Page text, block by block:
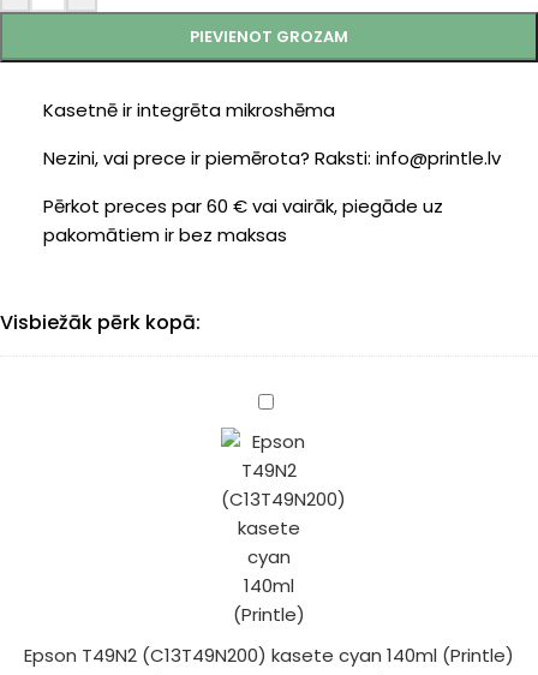
PIEVIENOT GROZAM
Kasetnē ir integrēta mikroshēma
Nezini, vai prece ir piemērota? Raksti: info@printle.lv
Pērkot preces par 60 € vai vairāk, piegāde uz
pakomātiem ir bez maksas
Visbiežāk pērk kopā:
Epson
(C13T49N200)
kasete
(Printle)
Epson T49N2 (C13T49N200) kasete cyan 140ml (Printle)